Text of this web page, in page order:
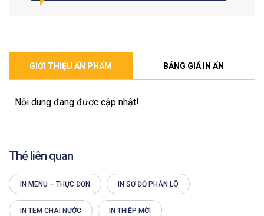
GIỚI THIỆU ẤN PHẨM BẢNG GIÁ IN ẤN
Nội dung đang được cập nhật!
Thẻ liên quan
IN MENU – THỰC ĐƠN IN SƠ ĐỒ PHÂN LÔ
IN TEM CHAI NƯỚC IN THIỆP MỜI